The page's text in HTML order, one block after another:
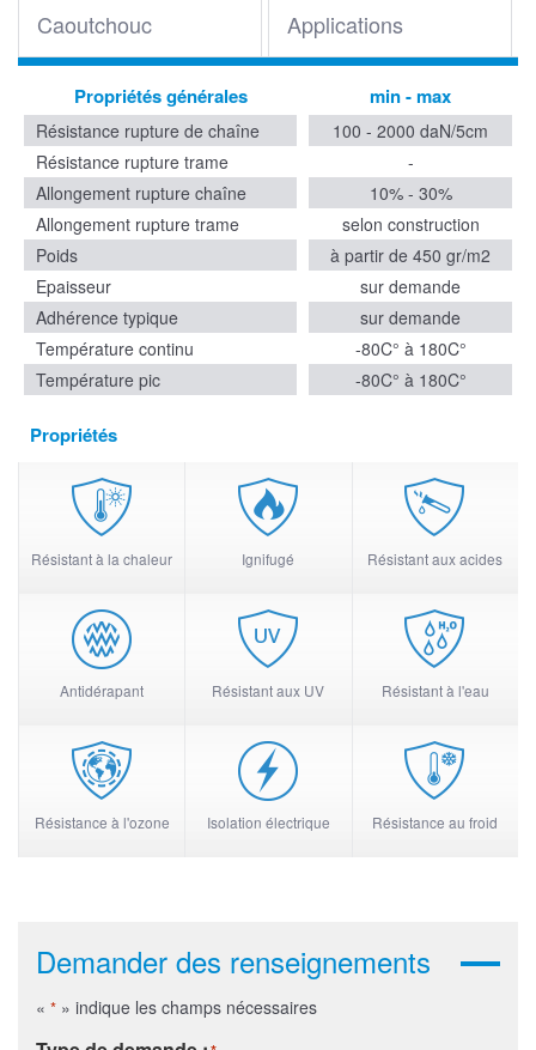
Caoutchouc Applications
Propriétés générales min - max
Résistance rupture de chaîne
100 - 2000 daN/5cm
Résistance rupture trame
-
Allongement rupture chaîne
10% - 30%
Allongement rupture trame
selon construction
Poids
à partir de 450 gr/m2
Epaisseur
sur demande
Adhérence typique
sur demande
Température continu
-80C° à 180C°
Température pic
-80C° à 180C°
Propriétés
Résistant à la chaleur Ignifugé Résistant aux acides
Antidérapant Résistant aux UV Résistant à l'eau
Résistance à l'ozone Isolation électrique Résistance au froid
Demander des renseignements
« * » indique les champs nécessaires